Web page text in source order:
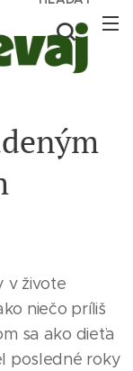
v živote
niečo príliš
sa ako dieťa
posledné roky